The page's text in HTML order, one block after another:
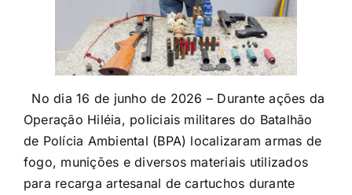
No dia 16 de junho de 2026 – Durante ações da
Operação Hiléia, policiais militares do Batalhão
de Polícia Ambiental (BPA) localizaram armas de
fogo, munições e diversos materiais utilizados
para recarga artesanal de cartuchos durante